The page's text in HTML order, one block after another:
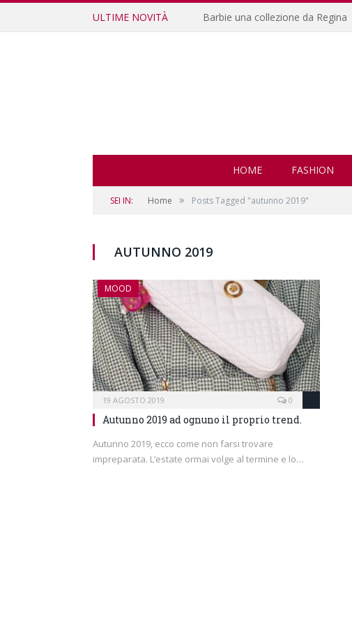
ULTIME NOVITÀ Barbie una collezione da Regina
HOME FASHION
SEI IN: Home » Posts Tagged "autunno 2019"
AUTUNNO 2019
MOOD
19 AGOSTO 2019 0
Autunno 2019 ad ognuno il proprio trend.
Autunno 2019, ecco come non farsi trovare
impreparata. L’estate ormai volge al termine e lo…